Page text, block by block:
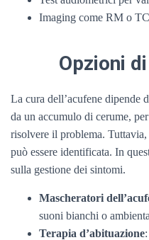
Imaging come RM o
Opzioni
La cura dell’acufene dipende
da un accumulo di cerume,
risolvere il problema.
può essere identificata. In
sulla gestione dei sintomi.
Mascheratori
suoni bianchi o
Terapia d’abituazione